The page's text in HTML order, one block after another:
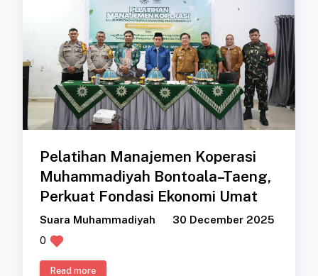
Pelatihan Manajemen Koperasi
Muhammadiyah Bontoala–Taeng,
Perkuat Fondasi Ekonomi Umat
Suara Muhammadiyah
30 December 2025
0
Read more